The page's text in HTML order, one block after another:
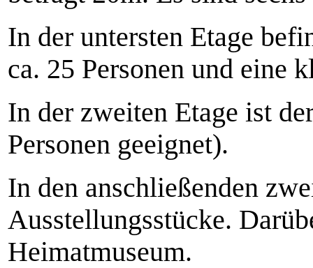
In der untersten Etage
ca. 25 Personen und eine
In der zweiten Etage ist
Personen geeignet).
In den anschließenden
Ausstellungsstücke.
Heimatmuseum.